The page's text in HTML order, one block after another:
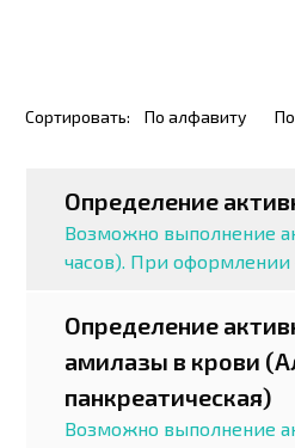
Сортировать: По алфавиту
Определение
Возможно выполнение
часов). При оформлении
Определение
амилазы в крови
панкреатическая)
Возможно выполнение